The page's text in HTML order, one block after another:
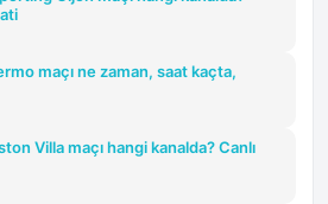
maçı ne zaman, saat kaçta,
Villa maçı hangi kanalda? Canlı